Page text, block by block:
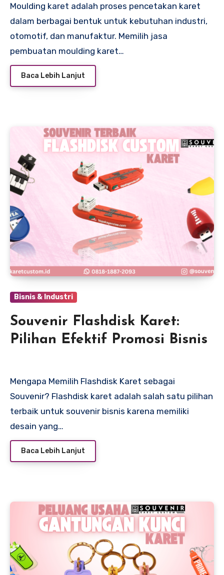
Moulding karet adalah proses pencetakan karet
dalam berbagai bentuk untuk kebutuhan industri,
otomotif, dan manufaktur. Memilih jasa
pembuatan moulding karet…
Baca Lebih Lanjut
Bisnis & Industri
Souvenir Flashdisk Karet:
Pilihan Efektif Promosi Bisnis
Mengapa Memilih Flashdisk Karet sebagai
Souvenir? Flashdisk karet adalah salah satu pilihan
terbaik untuk souvenir bisnis karena memiliki
desain yang…
Baca Lebih Lanjut